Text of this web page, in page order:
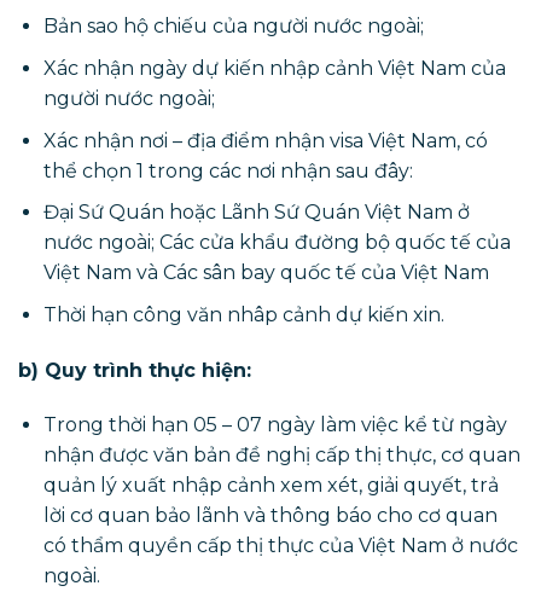
Bản sao hộ chiếu của người nước ngoài;
Xác nhận ngày dự kiến nhập cảnh Việt Nam của
người nước ngoài;
Xác nhận nơi – địa điểm nhận visa Việt Nam, có
thể chọn 1 trong các nơi nhận sau đây:
Đại Sứ Quán hoặc Lãnh Sứ Quán Việt Nam ở
nước ngoài; Các cửa khẩu đường bộ quốc tế của
Việt Nam và Các sân bay quốc tế của Việt Nam
Thời hạn công văn nhâp cảnh dự kiến xin.
b) Quy trình thực hiện:
Trong thời hạn 05 – 07 ngày làm việc kể từ ngày
nhận được văn bản đề nghị cấp thị thực, cơ quan
quản lý xuất nhập cảnh xem xét, giải quyết, trả
lời cơ quan bảo lãnh và thông báo cho cơ quan
có thẩm quyền cấp thị thực của Việt Nam ở nước
ngoài.